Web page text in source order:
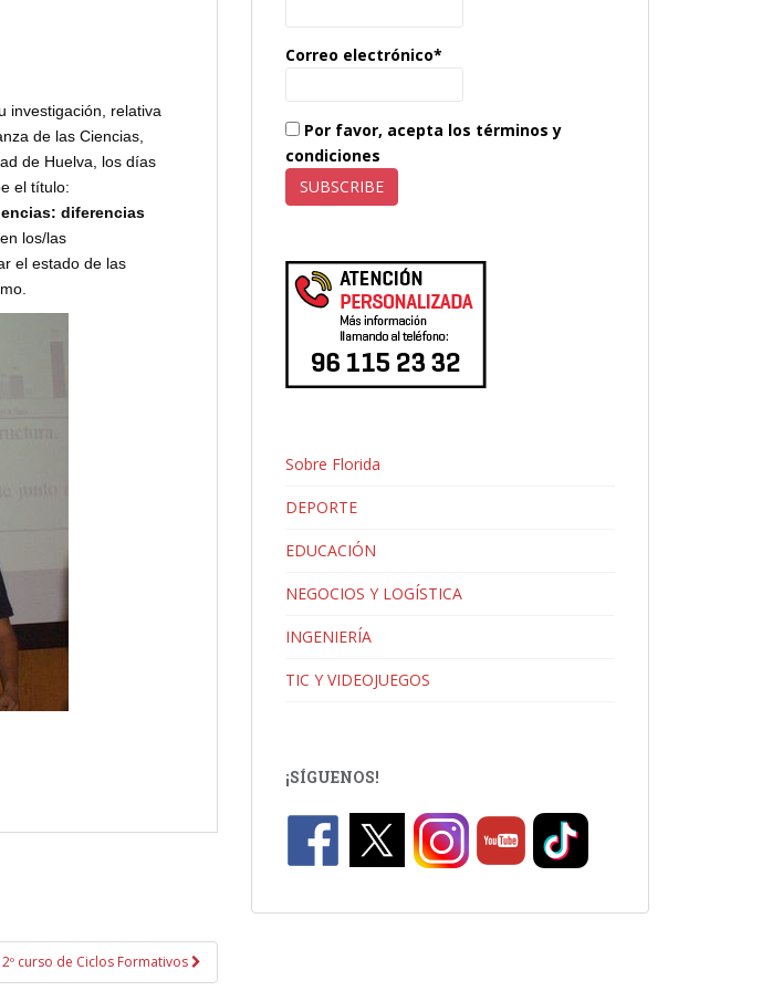
investigación, relativa
de las Ciencias,
de Huelva, los días
el título:
diferencias
los/las
el estado de las
curso de Ciclos Formativos
Correo electrónico*
Por favor, acepta los términos y
condiciones
Sobre Florida
DEPORTE
EDUCACIÓN
NEGOCIOS Y LOGÍSTICA
INGENIERÍA
TIC Y VIDEOJUEGOS
¡SÍGUENOS!